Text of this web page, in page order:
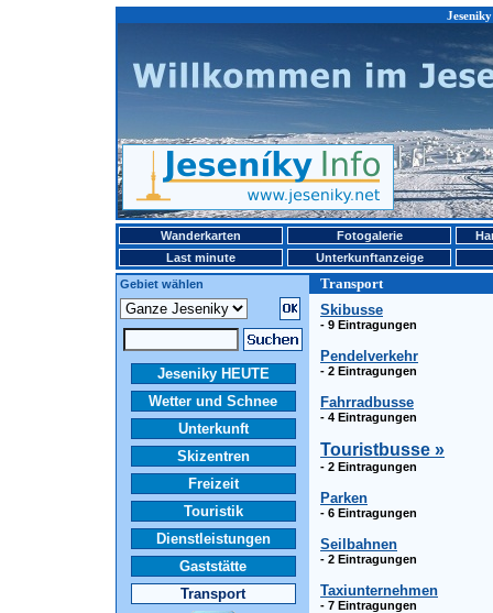
Wanderkarten Fotogalerie
Last minute
Unterkunftanzeige
Gebiet wählen
Transport
Jeseniky HEUTE
Wetter und Schnee
Unterkunft
Skizentren
Freizeit
Touristik
Dienstleistungen
Gaststätte
Transport
Skibusse
- 9 Eintragungen
Pendelverkehr
- 2 Eintragungen
Fahrradbusse
- 4 Eintragungen
Touristbusse »
- 2 Eintragungen
Parken
- 6 Eintragungen
Seilbahnen
- 2 Eintragungen
Taxiunternehmen
- 7 Eintragungen